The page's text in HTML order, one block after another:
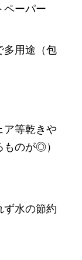
ペーパー
多用途（包
ア等乾きや
のが◎）
ず水の節約